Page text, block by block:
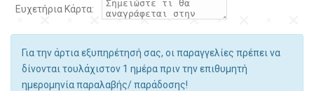
Ευχετήρια Κάρτα:
Για την άρτια εξυπηρέτησή σας, οι παραγγελίες πρέπει να
δίνονται τουλάχιστον 1 ημέρα πριν την επιθυμητή
ημερομηνία παραλαβής/ παράδοσης!